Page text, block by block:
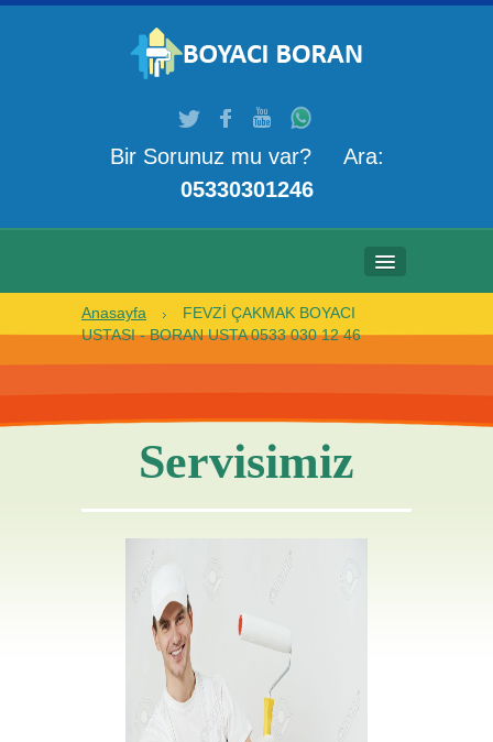
Bir Sorunuz mu var? Ara:
05330301246
ANASAYFA
İLETIŞIM
Anasayfa
FEVZİ ÇAKMAK BOYACI
USTASI - BORAN USTA 0533 030 12 46
Servisimiz